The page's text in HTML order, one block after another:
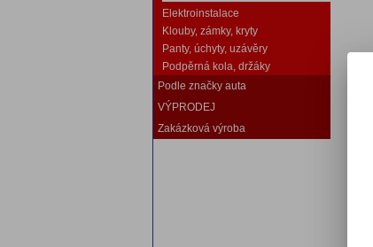
Elektroinstalace
Klouby, zámky, kryty
Panty, úchyty, uzávěry
Podpěrná kola, držáky
Podle značky auta
VÝPRODEJ
Zakázková výroba